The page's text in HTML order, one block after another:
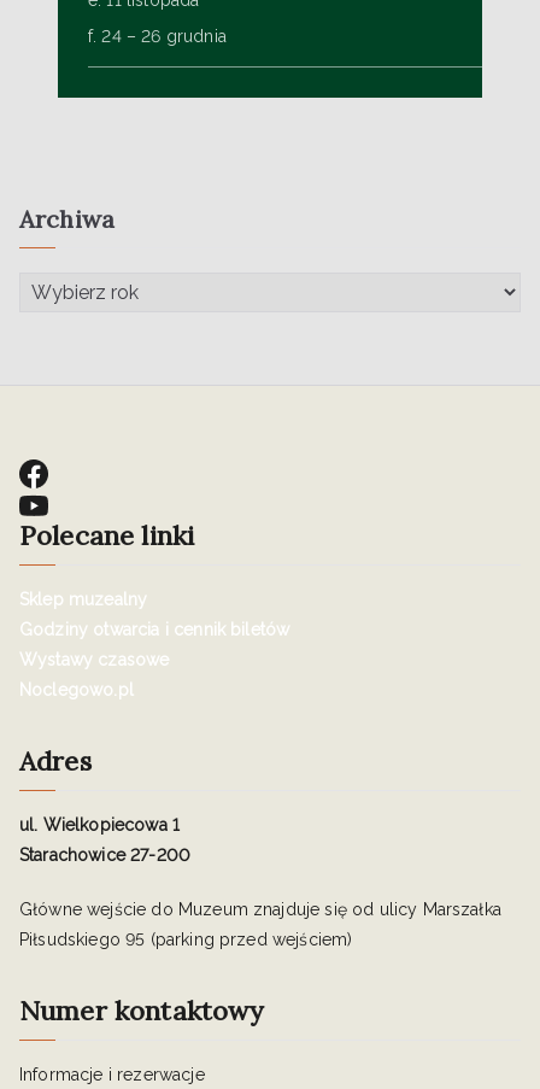
f. 24 – 26 grudnia
Archiwa
Polecane linki
Sklep muzealny
Godziny otwarcia i cennik biletów
Wystawy czasowe
Noclegowo.pl
Adres
ul. Wielkopiecowa 1
Starachowice 27-200
Główne wejście do Muzeum znajduje się od ulicy Marszałka
Piłsudskiego 95 (parking przed wejściem)
Numer kontaktowy
Informacje i rezerwacje